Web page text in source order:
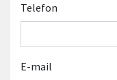
Telefon
E-mail